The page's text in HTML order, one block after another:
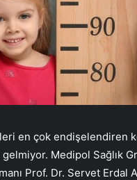
en çok endişelendiren
gelmiyor. Medipol Sağlık
Prof. Dr. Servet